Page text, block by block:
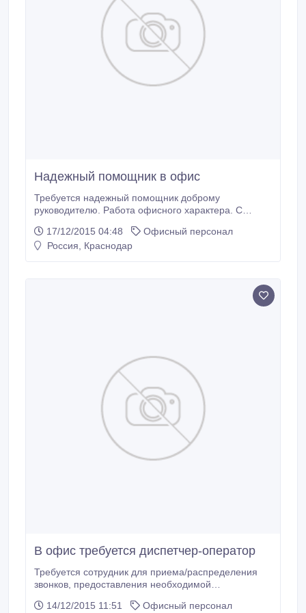
Надежный помощник в офис
Требуется надежный помощник доброму
руководителю. Работа офисного характера. С
собеседовании. Требования: - Готовы рассмотреть
кандидатов без опыта работы! -
документооборота - прием входящих телефонных
17/12/2015 04:48
Офисный персонал
Россия, Краснодар
В офис требуется диспетчер-оператор
Требуется сотрудник для приема/распределения
звонков, предоставления необходимой
коммуникабельность, исполнительность,
14/12/2015 11:51
Офисный персонал